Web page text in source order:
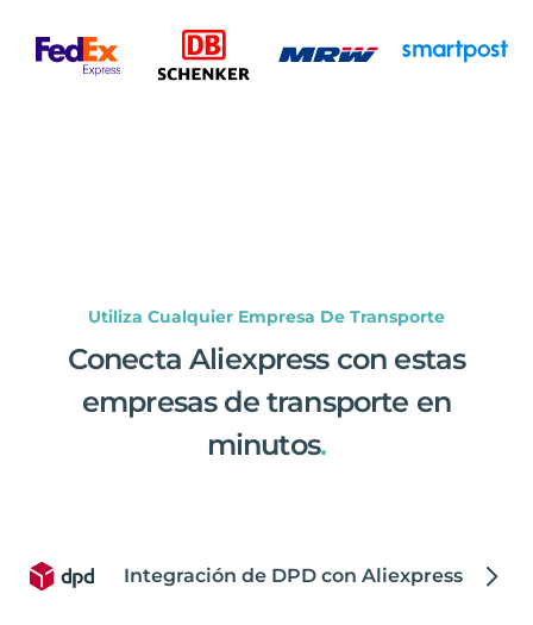
Utiliza Cualquier Empresa De Transporte
Conecta Aliexpress con estas
empresas de transporte en
minutos.
Integración de DPD con Aliexpress